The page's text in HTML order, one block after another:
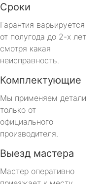
Сроки
Гарантия варьируется
от полугода до 2-х лет
смотря какая
неисправность.
Комплектующие
Мы применяем детали
только от
официального
производителя.
Выезд мастера
Мастер оперативно